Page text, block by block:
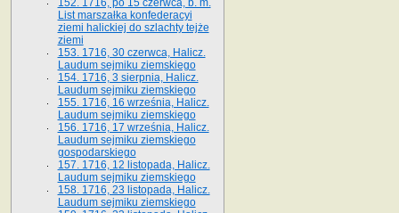
152. 1716, po 15 czerwca, b. m.
List marszałka konfederacyi
ziemi halickiej do szlachty tejże
ziemi
153. 1716, 30 czerwca, Halicz.
Laudum sejmiku ziemskiego
154. 1716, 3 sierpnia, Halicz.
Laudum sejmiku ziemskiego
155. 1716, 16 września, Halicz.
Laudum sejmiku ziemskiego
156. 1716, 17 września, Halicz.
Laudum sejmiku ziemskiego
gospodarskiego
157. 1716, 12 listopada, Halicz.
Laudum sejmiku ziemskiego
158. 1716, 23 listopada, Halicz.
Laudum sejmiku ziemskiego